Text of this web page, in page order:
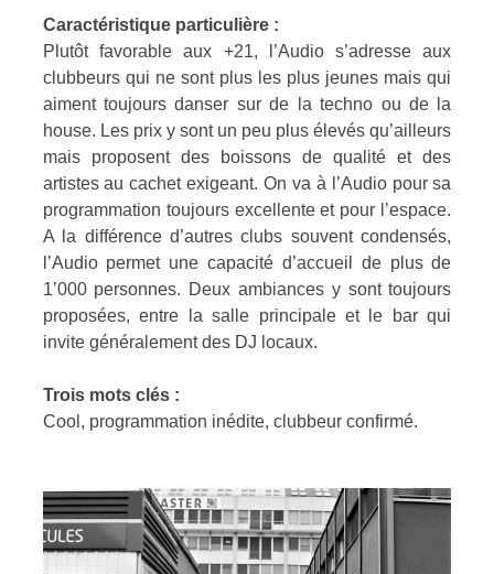
Caractéristique particulière :
Plutôt favorable aux +21, l’Audio s’adresse aux
clubbeurs qui ne sont plus les plus jeunes mais qui
aiment toujours danser sur de la techno ou de la
house. Les prix y sont un peu plus élevés qu’ailleurs
mais proposent des boissons de qualité et des
artistes au cachet exigeant. On va à l’Audio pour sa
programmation toujours excellente et pour l’espace.
A la différence d’autres clubs souvent condensés,
l’Audio permet une capacité d’accueil de plus de
1’000 personnes. Deux ambiances y sont toujours
proposées, entre la salle principale et le bar qui
invite généralement des DJ locaux.
Trois mots clés :
Cool, programmation inédite, clubbeur confirmé.